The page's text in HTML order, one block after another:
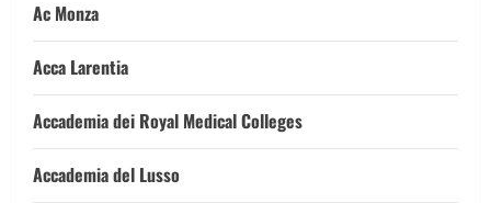
Ac Monza
Acca Larentia
Accademia dei Royal Medical Colleges
Accademia del Lusso